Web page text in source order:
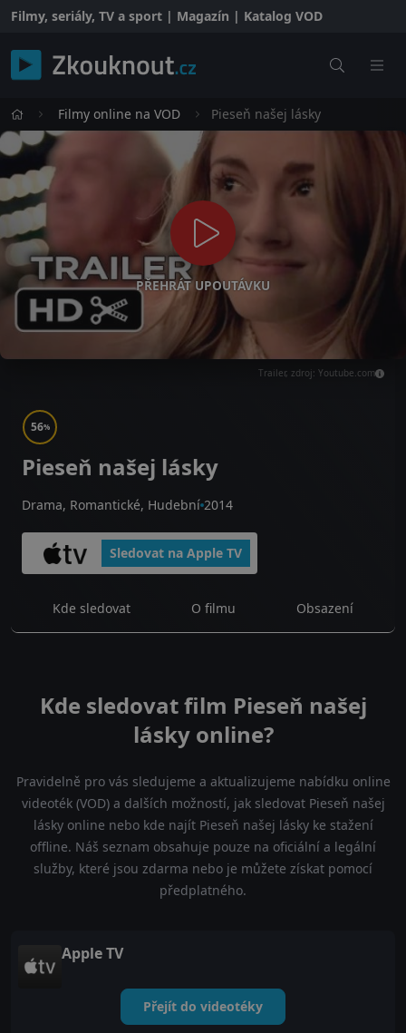
Filmy, seriály, TV a sport | Magazín | Katalog VOD
Filmy online na VOD Pieseň našej lásky
PŘEHRÁT UPOUTÁVKU
Trailer, zdroj: Youtube.com
56%
Pieseň našej lásky
Drama, Romantické, Hudební 2014
Sledovat na Apple TV
Kde sledovat O filmu Obsazení
Kde sledovat film Pieseň našej
lásky online?
Pravidelně pro vás sledujeme a aktualizujeme nabídku online
videoték (VOD) a dalších možností, jak sledovat Pieseň našej
lásky online nebo kde najít Pieseň našej lásky ke stažení
offline. Náš seznam obsahuje pouze na oficiální a legální
služby, které jsou zdarma nebo je můžete získat pomocí
předplatného.
Apple TV
Přejít do videotéky